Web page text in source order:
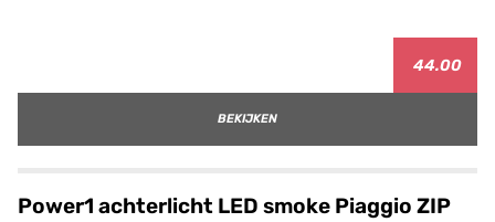
44.00
BEKIJKEN
Power1 achterlicht LED smoke Piaggio ZIP